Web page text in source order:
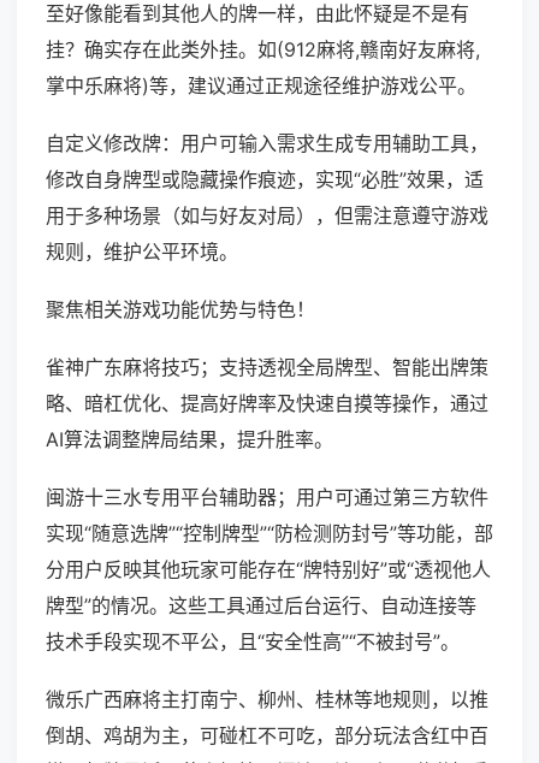
至好像能看到其他人的牌一样，由此怀疑是不是有
挂？确实存在此类外挂。如(912麻将,赣南好友麻将,
掌中乐麻将)等，建议通过正规途径维护游戏公平。
自定义修改牌：用户可输入需求生成专用辅助工具，
修改自身牌型或隐藏操作痕迹，实现“必胜”效果，适
用于多种场景（如与好友对局），但需注意遵守游戏
规则，维护公平环境。
聚焦相关游戏功能优势与特色！
雀神广东麻将技巧；支持透视全局牌型、智能出牌策
略、暗杠优化、提高好牌率及快速自摸等操作，通过
AI算法调整牌局结果，提升胜率。
闽游十三水专用平台辅助器；用户可通过第三方软件
实现“随意选牌”“控制牌型”“防检测防封号”等功能，部
分用户反映其他玩家可能存在“牌特别好”或“透视他人
牌型”的情况。这些工具通过后台运行、自动连接等
技术手段实现不平公，且“安全性高”“不被封号”。
微乐广西麻将主打南宁、柳州、桂林等地规则，以推
倒胡、鸡胡为主，可碰杠不可吃，部分玩法含红中百